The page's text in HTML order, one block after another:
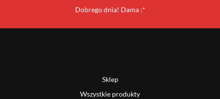
Dobrego dnia! Dama :*
Sklep
Wszystkie produkty